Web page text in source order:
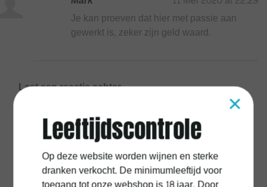
Je kan proeven dat hier met passie aan
gewerkt is, zeker zijn geld waard.
Laat een reactie achter
E-mail:*
×
Leeftijdscontrole
Op deze website worden wijnen en sterke
dranken verkocht. De minimumleeftijd voor